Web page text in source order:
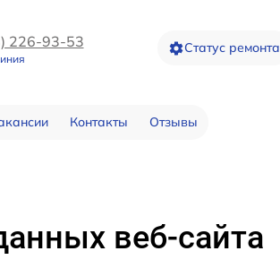
226-93-53 Статус ремонта
Контакты Отзывы
веб-сайта